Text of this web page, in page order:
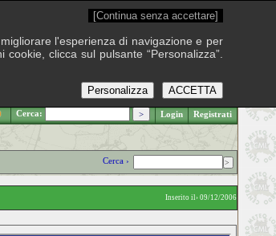
.: Sabato 8 agosto 2026
Cerca: Login Registrati
Cerca ›
Inserito il› 09/12/2006
[Continua senza accettare]
l'esperienza di navigazione e per
clicca sul pulsante “Personalizza”.
ACCETTA
Personalizza